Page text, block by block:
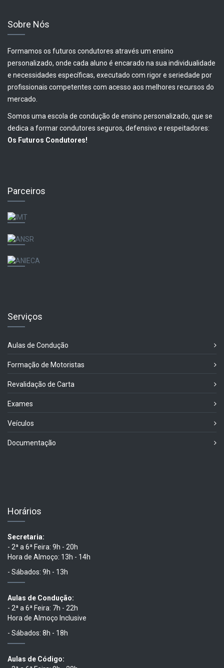
Sobre Nós
Formamos os futuros condutores através um ensino
personalizado, onde cada aluno é encarado na sua individualidade
e necessidades específicas, executado com rigor e seriedade por
profissionais competentes com acesso aos melhores recursos do
mercado.
Somos uma escola de condução de ensino personalizado, que se
dedica a formar condutores seguros, defensivo e respeitadores:
Os Futuros Condutores!
Parceiros
Serviços
Aulas de Condução
Formação de Motoristas
Revalidação de Carta
Exames
Veículos
Documentação
Horários
Secretaria:
- 2ª a 6ª Feira: 9h - 20h
Hora de Almoço: 13h - 14h
- Sábados: 9h - 13h
Aulas de Condução:
- 2ª a 6ª Feira: 7h - 22h
Hora de Almoço Inclusive
- Sábados: 8h - 18h
Aulas de Código: